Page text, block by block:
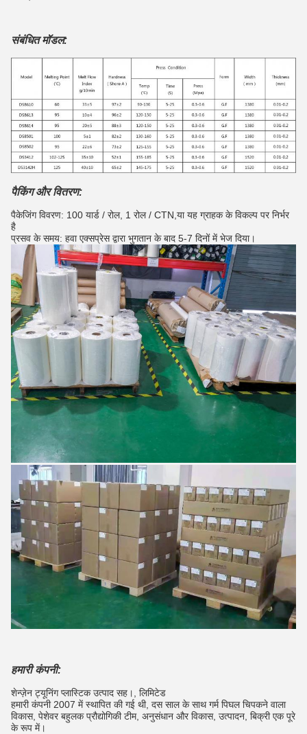
संबंधित मॉडल:
पैकिंग और वितरण:
पैकेजिंग विवरण: 100 यार्ड / रोल, 1 रोल / CTN, या यह ग्राहक के विकल्प पर निर्भर
है
प्रसव के समय: हवा एक्सप्रेस द्वारा भुगतान के बाद 5-7 दिनों में भेज दिया।
हमारी कंपनी:
शेन्ज़ेन ट्यूनिंग प्लास्टिक उत्पाद सह।, लिमिटेड
हमारी कंपनी 2007 में स्थापित की गई थी, दस साल के साथ गर्म पिघल चिपकने वाला
विकास, पेशेवर बहुलक प्रौद्योगिकी टीम, अनुसंधान और विकास, उत्पादन, बिक्री एक पूरे
के रूप में।